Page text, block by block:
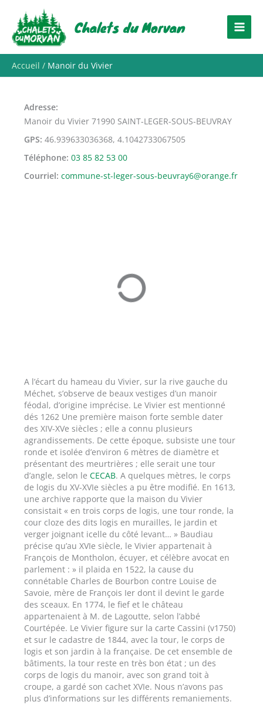
contenu
Chalets du Morvan
Accueil Manoir du Vivier
Adresse
Manoir du Vivier 71990 SAINT-LEGER-SOUS-BEUVRAY
GPS 46.939633036368, 4.1042733067505
Téléphone 03 85 82 53 00
Courriel commune-st-leger-sous-beuvray6@orange.fr
A l’écart du hameau du Vivier, sur la rive gauche du
Méchet, s’observe de beaux vestiges d’un manoir
féodal, d’origine imprécise. Le Vivier est mentionné
dés 1262 Une première maison forte semble dater
des XIV-XVe siècles ; elle a connu plusieurs
agrandissements. De cette époque, subsiste une tour
ronde et isolée d’environ 6 mètres de diamètre et
présentant des meurtrières ; elle serait une tour
d’angle, selon le CECAB. A quelques mètres, le corps
de logis du XV-XVIe siècles a pu être modifié. En 1613,
une archive rapporte que la maison du Vivier
consistait « en trois corps de logis, une tour ronde, la
cour cloze des dits logis en murailles, le jardin et
verger joignant icelle du côté levant… » Baudiau
précise qu’au XVIe siècle, le Vivier appartenait à
François de Montholon, écuyer, et célèbre avocat en
parlement : » il plaida en 1522, la cause du
connétable Charles de Bourbon contre Louise de
Savoie, mère de François Ier dont il devint le garde
des sceaux. En 1774, le fief et le château
appartenaient à M. de Lagoutte, selon l’abbé
Courtépée. Le Vivier figure sur la carte Cassini (v1750)
et sur le cadastre de 1844, avec la tour, le corps de
logis et son jardin à la française. De cet ensemble de
bâtiments, la tour reste en très bon état ; un des
corps de logis du manoir, avec son grand toit à
croupe, a gardé son cachet XVIe. Nous n’avons pas
plus d’informations sur les différents remaniements.